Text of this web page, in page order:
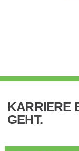
KARRIERE
GEHT.